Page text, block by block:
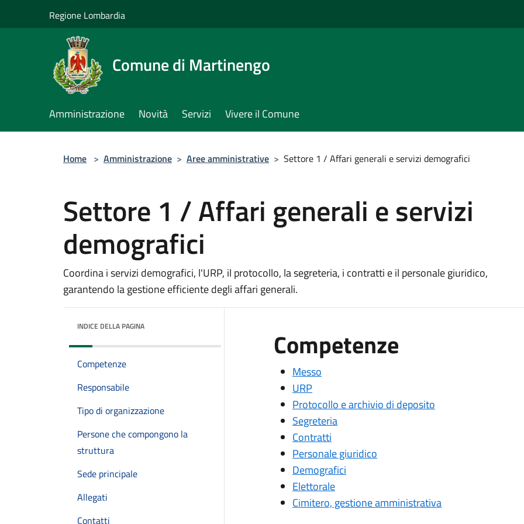
Regione Lombardia
Comune di Martinengo
Amministrazione Novità Servizi Vivere il Comune
Home > Amministrazione > Aree amministrative > Settore 1 / Affari generali e servizi demografici
Settore 1 / Affari generali e servizi
demografici
Coordina i servizi demografici, l'URP, il protocollo, la segreteria, i contratti e il personale giuridico,
garantendo la gestione efficiente degli affari generali.
INDICE DELLA PAGINA
Competenze
Responsabile
Tipo di organizzazione
Persone che compongono la
struttura
Sede principale
Allegati
Contatti
Competenze
Messo
URP
Protocollo e archivio di deposito
Segreteria
Contratti
Personale giuridico
Demografici
Elettorale
Cimitero, gestione amministrativa